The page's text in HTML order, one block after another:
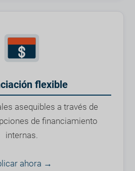
flexible
asequibles a través de
de financiamiento
internas.
ahora →